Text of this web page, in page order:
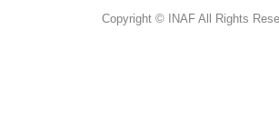
Copyright © INAF All Rights